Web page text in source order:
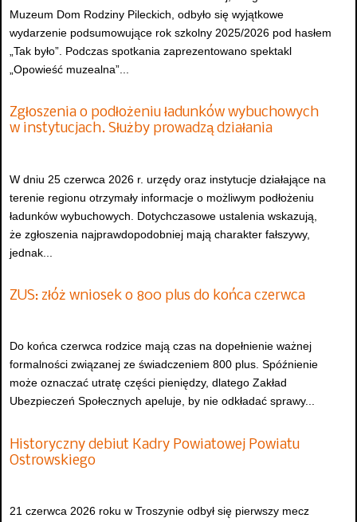
Muzeum Dom Rodziny Pileckich, odbyło się wyjątkowe
wydarzenie podsumowujące rok szkolny 2025/2026 pod hasłem
„Tak było”. Podczas spotkania zaprezentowano spektakl
„Opowieść muzealna”...
Zgłoszenia o podłożeniu ładunków wybuchowych
w instytucjach. Służby prowadzą działania
W dniu 25 czerwca 2026 r. urzędy oraz instytucje działające na
terenie regionu otrzymały informacje o możliwym podłożeniu
ładunków wybuchowych. Dotychczasowe ustalenia wskazują,
że zgłoszenia najprawdopodobniej mają charakter fałszywy,
jednak...
ZUS: złóż wniosek o 800 plus do końca czerwca
Do końca czerwca rodzice mają czas na dopełnienie ważnej
formalności związanej ze świadczeniem 800 plus. Spóźnienie
może oznaczać utratę części pieniędzy, dlatego Zakład
Ubezpieczeń Społecznych apeluje, by nie odkładać sprawy...
Historyczny debiut Kadry Powiatowej Powiatu
Ostrowskiego
21 czerwca 2026 roku w Troszynie odbył się pierwszy mecz